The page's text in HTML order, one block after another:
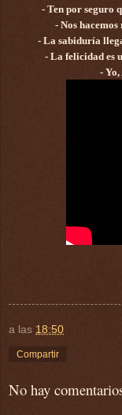
- Ten por seguro
- Nos
- La sabiduría
- La felicidad es
-
a las 18:50
Compartir
No hay